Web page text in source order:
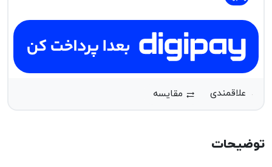
مقایسه
توضیحات